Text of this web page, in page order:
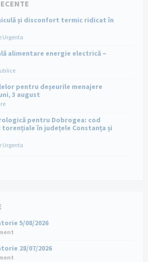
și disconfort termic ridicat în
Urgenta
alimentare energie electrică –
pentru deșeurile menajere
3 august
pentru Dobrogea: cod
în județele Constanța și
Urgenta
5/08/2026
28/07/2026